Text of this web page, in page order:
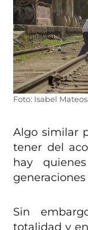
Foto: Isabel
Algo similar
tener del
hay
Sin
totalidad y